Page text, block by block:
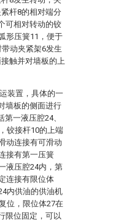
杆8的相对端分
可相对转动的铰
形压簧11，便于
动夹紧架6发生
触并对墙板的上
装置，具体的一
墙板的侧面进行
一液压腔24、
铰接杆10的上端
动连接有可滑动
接有第一压簧
液压腔24内，第
连接有限位体
内供油的供油机
位，限位体27在
限位固定，可以